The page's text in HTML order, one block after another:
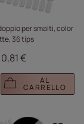
per smalti, color
36 tips
0,81 €
AL
CARRELLO